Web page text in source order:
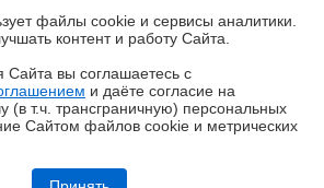
Pura 90s Pro: компактный флагман по
ЗАЩИЩЕНО CURATOR
периодическое издание "3ДНьюс" | Свидетельство о
по надзору за соблюдением законодательства в сфере
и охране культурного наследия
на сайт с указанием автора обязательна. Полное
документа является нарушением
законодательства и возможно только с согласия
файлы cookie и сервисы аналитики.
контент и работу Cайта.
вы соглашаетесь с
и даёте согласие на
(в т.ч. трансграничную) персональных
Cайтом файлов cookie и метрических